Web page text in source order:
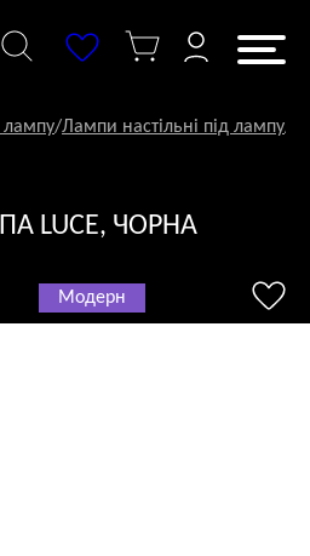
лампу/Лампи настільні під лампу/
LUCE, ЧОРНА
Модерн